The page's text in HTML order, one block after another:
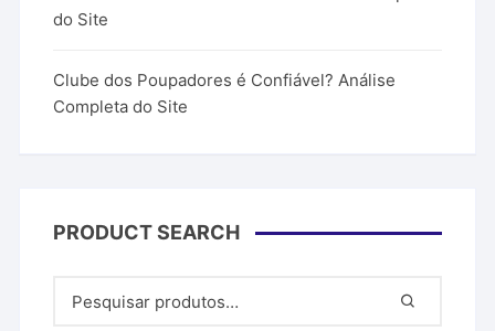
do Site
Clube dos Poupadores é Confiável? Análise
Completa do Site
PRODUCT SEARCH